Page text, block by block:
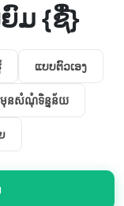
ມ {ຊື່}
ແບບ​ຕົວ​ເອງ
មុន​សំណុំ​ទិន្នន័យ